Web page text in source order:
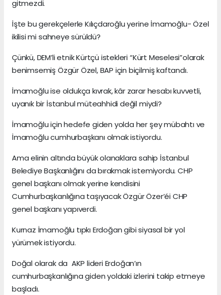
gitmezdi.
İşte bu gerekçelerle Kılıçdaroğlu yerine İmamoğlu- Özel
ikilisi mi sahneye sürüldü?
Çünkü, DEM’li etnik Kürtçü istekleri “Kürt Meselesi”olarak
benimsemiş Özgür Özel, BAP için biçilmiş kaftandı.
İmamoğlu ise oldukça kıvrak, kâr zarar hesabı kuvvetli,
uyanık bir İstanbul müteahhidi değil miydi?
İmamoğlu için hedefe giden yolda her şey mübahtı ve
İmamoğlu cumhurbaşkanı olmak istiyordu.
Ama elinin altında büyük olanaklara sahip İstanbul
Belediye Başkanlığını da bırakmak istemiyordu. CHP
genel başkanı olmak yerine kendisini
Cumhurbaşkanlığına taşıyacak Özgür Özer’éi CHP
genel başkanı yapıverdi.
Kurnaz İmamoğlu tıpkı Erdoğan gibi siyasal bir yol
yürümek istiyordu.
Doğal olarak da AKP lideri Erdoğan’ın
cumhurbaşkanlığına giden yoldaki izlerini takip etmeye
başladı.